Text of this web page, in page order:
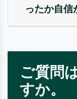
ったか自信
ご質問
すか。